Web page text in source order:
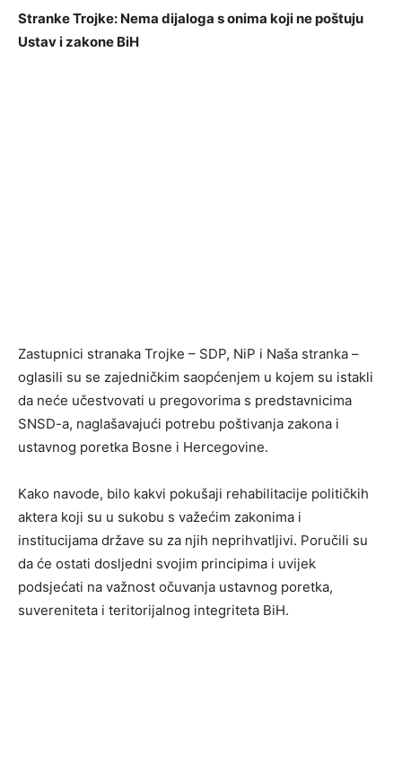
Stranke Trojke: Nema dijaloga s onima koji ne poštuju
Ustav i zakone BiH
Zastupnici stranaka Trojke – SDP, NiP i Naša stranka –
oglasili su se zajedničkim saopćenjem u kojem su istakli
da neće učestvovati u pregovorima s predstavnicima
SNSD-a, naglašavajući potrebu poštivanja zakona i
ustavnog poretka Bosne i Hercegovine.
Kako navode, bilo kakvi pokušaji rehabilitacije političkih
aktera koji su u sukobu s važećim zakonima i
institucijama države su za njih neprihvatljivi. Poručili su
da će ostati dosljedni svojim principima i uvijek
podsjećati na važnost očuvanja ustavnog poretka,
suvereniteta i teritorijalnog integriteta BiH.